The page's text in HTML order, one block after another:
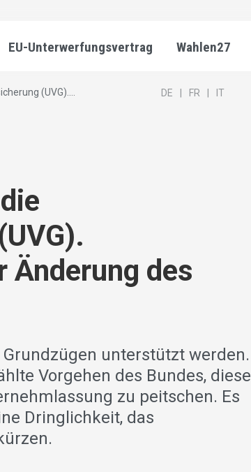
EU-Unterwerfungsvertrag Wahlen27
(UVG).... DE FR IT
des
unterstützt werden.
Vorgehen des Bundes, diese
zu peitschen. Es
Dringlichkeit, das